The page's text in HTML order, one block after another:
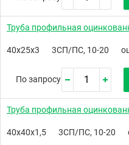
Труба профильная
40х25х3 3СП/ПС, 10-20
По запросу
Труба профильная
40х40х1,5 3СП/ПС, 10-20